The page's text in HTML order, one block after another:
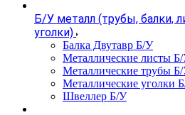
Б/У металл (трубы, балки,
уголки)
Балка Двутавр Б/У
Металлические листы
Металлические трубы
Металлические уголки
Швеллер Б/У